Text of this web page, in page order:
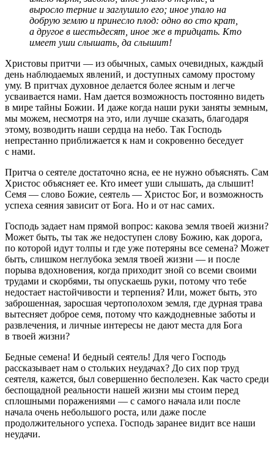
выросло терние и заглушило его; иное упало на
добрую землю и принесло плод: одно во сто крат,
а другое в шестьдесят, иное же в тридцать. Кто
имеет уши слышать, да слышит!
Христовы притчи — из обычных, самых очевидных, каждый
день наблюдаемых явлений, и доступных самому простому
уму. В притчах духовное делается более ясным и легче
усваивается нами. Нам дается возможность постоянно видеть
в мире тайны Божии. И даже когда наши руки заняты земным,
мы можем, несмотря на это, или лучше сказать, благодаря
этому, возводить наши сердца на небо. Так Господь
непрестанно приближается к нам и сокровенно беседует
с нами.
Притча о сеятеле достаточно ясна, ее не нужно объяснять. Сам
Христос объясняет ее. Кто имеет уши слышать, да слышит!
Семя — слово Божие, сеятель — Христос Бог, и возможность
успеха сеяния зависит от Бога. Но и от нас самих.
Господь задает нам прямой вопрос: какова земля твоей жизни?
Может быть, ты так же недоступен слову Божию, как дорога,
по которой идут толпы и где уже потеряны все семена? Может
быть, слишком неглубока земля твоей жизни — и после
порыва вдохновения, когда приходит зной со всеми своими
трудами и скорбями, ты опускаешь руки, потому что тебе
недостает настойчивости и терпения? Или, может быть, это
заброшенная, заросшая чертополохом земля, где дурная трава
вытесняет доброе семя, потому что каждодневные заботы и
развлечения, и личные интересы не дают места для Бога
в твоей жизни?
Бедные семена! И бедный сеятель! Для чего Господь
рассказывает нам о стольких неудачах? До сих пор труд
сеятеля, кажется, был совершенно бесполезен. Как часто среди
беспощадной реальности нашей жизни мы стоим перед
сплошными поражениями — с самого начала или после
начала очень небольшого роста, или даже после
продолжительного успеха. Господь заранее видит все наши
неудачи.